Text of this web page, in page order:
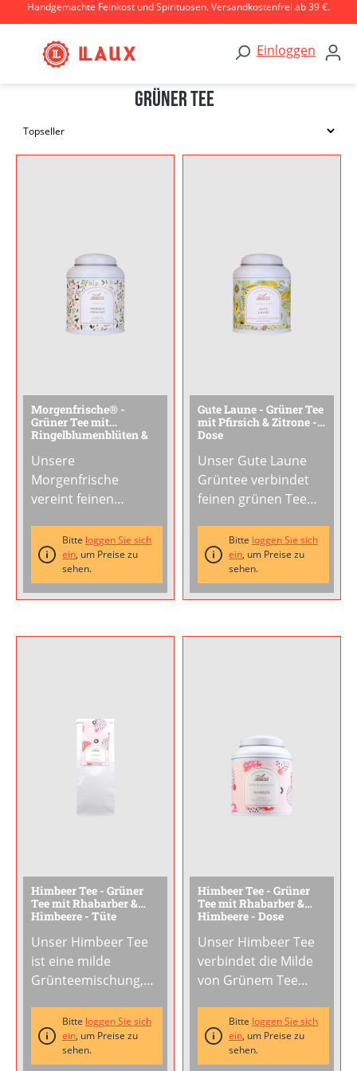
Zum Hauptinhalt springen
Handgemachte Feinkost und Spirituosen. Versandkostenfrei ab 39 €.
Einloggen
Grüner Tee
Morgenfrische® -
Grüner Tee mit
Ringelblumenblüten &
Dose
Unsere
Morgenfrische
vereint feinen
zarten
Ringelblumenblüten,
Kornblumenblüten
und
Ein blumig-leichter
begleitet.Am besten
genießt Du ihn pur,
um die zarten
Bitte loggen Sie sich
ein, um Preise zu
sehen.
Gute Laune - Grüner Tee
mit Pfirsich & Zitrone -
Dose
Unser Gute Laune
Grüntee verbindet
feinen grünen Tee
Frische von Pfirsich
und Zitrone,
abgerundet mit
Rosenblütenblättern
Ananasstücken. Ein
Genuss,...
Bitte loggen Sie sich
ein, um Preise zu
sehen.
Himbeer Tee - Grüner
Tee mit Rhabarber &
Himbeere - Tüte
Unser Himbeer Tee
ist eine milde
Grünteemischung,
Himbeergeschmack
mit der feinen Säure
von Rhabarber
Bitte loggen Sie sich
ein, um Preise zu
sehen.
Himbeer Tee - Grüner
Tee mit Rhabarber &
Himbeere - Dose
Unser Himbeer Tee
verbindet die Milde
von Grünem Tee
fruchtigen
Komposition aus
süßer Himbeere und
Bitte loggen Sie sich
ein, um Preise zu
sehen.